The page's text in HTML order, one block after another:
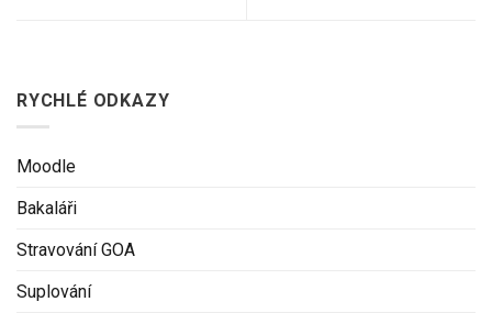
RYCHLÉ ODKAZY
Moodle
Bakaláři
Stravování GOA
Suplování